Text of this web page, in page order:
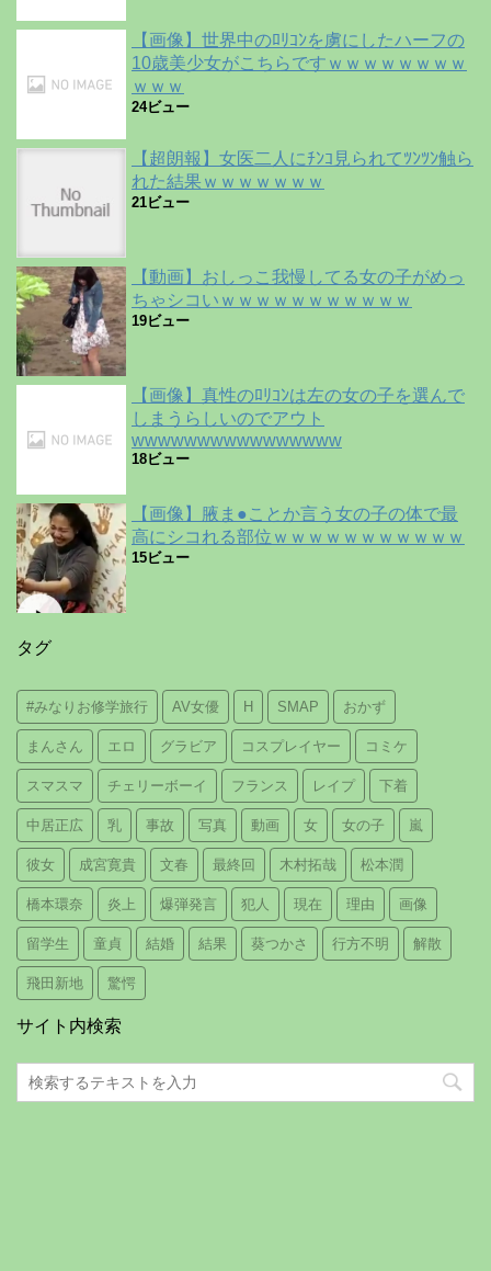
【画像】世界中のﾛﾘｺﾝを虜にしたハーフの
10歳美少女がこちらですｗｗｗｗｗｗｗｗ
ｗｗｗ
24ビュー
【超朗報】女医二人にﾁﾝｺ見られてﾂﾝﾂﾝ触ら
れた結果ｗｗｗｗｗｗｗ
21ビュー
【動画】おしっこ我慢してる女の子がめっ
ちゃシコいｗｗｗｗｗｗｗｗｗｗｗ
19ビュー
【画像】真性のﾛﾘｺﾝは左の女の子を選んで
しまうらしいのでアウト
wwwwwwwwwwwwwwww
18ビュー
【画像】腋ま●ことか言う女の子の体で最
高にシコれる部位ｗｗｗｗｗｗｗｗｗｗｗ
15ビュー
タグ
#みなりお修学旅行 AV女優 H SMAP おかず
まんさん エロ グラビア コスプレイヤー コミケ
スマスマ チェリーボーイ フランス レイプ 下着
中居正広 乳 事故 写真 動画 女 女の子 嵐
彼女 成宮寛貴 文春 最終回 木村拓哉 松本潤
橋本環奈 炎上 爆弾発言 犯人 現在 理由 画像
留学生 童貞 結婚 結果 葵つかさ 行方不明 解散
飛田新地 驚愕
サイト内検索